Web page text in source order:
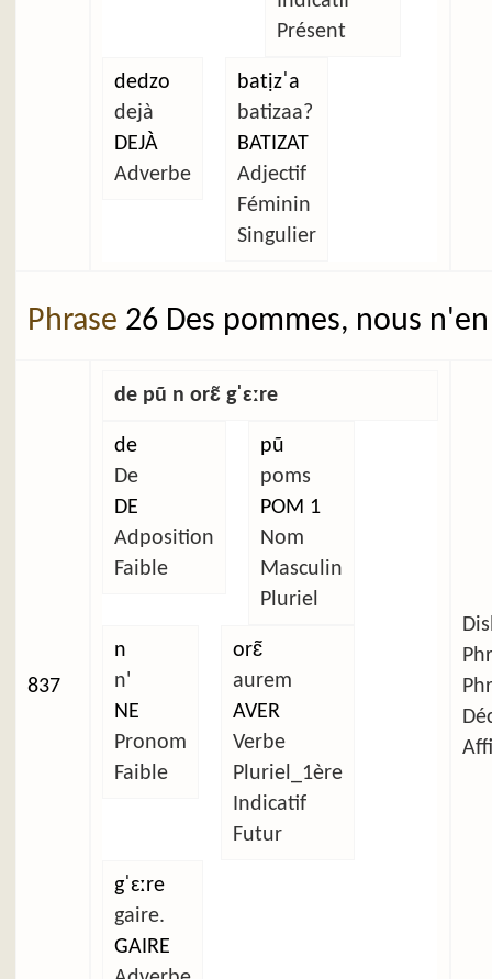
Présent
dedzo
dejà
DEJÀ
Adverbe
batịzˈa
batizaa?
BATIZAT
Adjectif
Féminin
Singulier
Phrase 26 Des pommes, nous
837
de pũ n orɛ̃ gˈɛːre
de
De
DE
Adposition
Faible
pũ
poms
POM 1
Nom
Masculin
Pluriel
n
n'
NE
Pronom
Faible
orɛ̃
aurem
AVER
Verbe
Pluriel_1ère
Indicatif
Futur
gˈɛːre
gaire.
GAIRE